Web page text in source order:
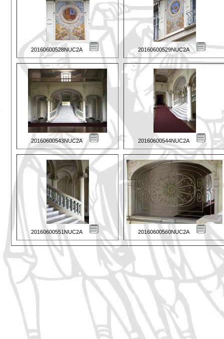
20160600528NUC2A 20160600529NUC2A
20160600543NUC2A 20160600544NUC2A
20160600551NUC2A 20160600560NUC2A